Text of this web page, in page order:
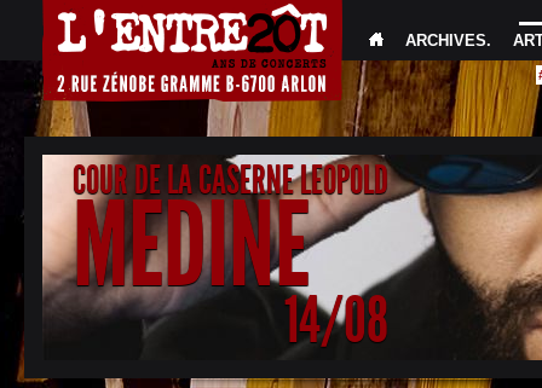
ARCHIVES.
COUR DE LA CASERNE LEOPOLD
MEDINE
14/08